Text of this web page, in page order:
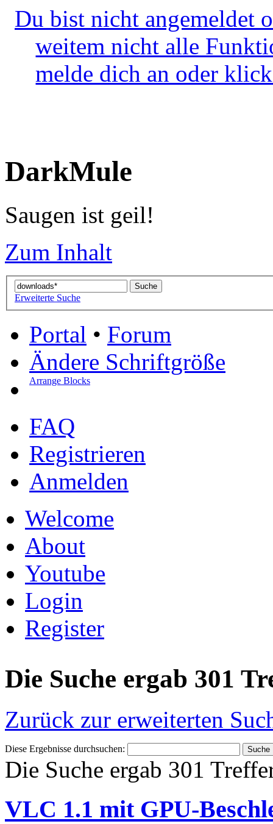
Du bist nicht angemeldet
weitem nicht alle
melde dich an oder
DarkMule
Saugen ist geil!
Zum Inhalt
Erweiterte Suche
Portal • Forum
Ändere Schriftgröße
Arrange Blocks
FAQ
Registrieren
Anmelden
Welcome
About
Youtube
Login
Register
Die Suche ergab 301
Zurück zur erweiterten
Diese Ergebnisse durchsuchen:
Die Suche ergab 301
VLC 1.1 mit GPU-